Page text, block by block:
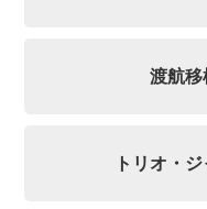
渡航移
トリオ・